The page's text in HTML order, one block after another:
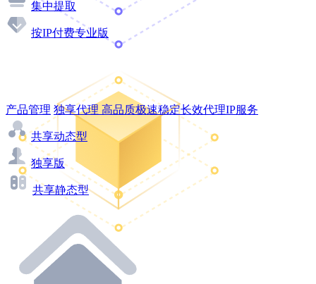
集中提取
按IP付费专业版
产品管理 独享代理 高品质极速稳定长效代理IP服务
共享动态型
独享版
共享静态型